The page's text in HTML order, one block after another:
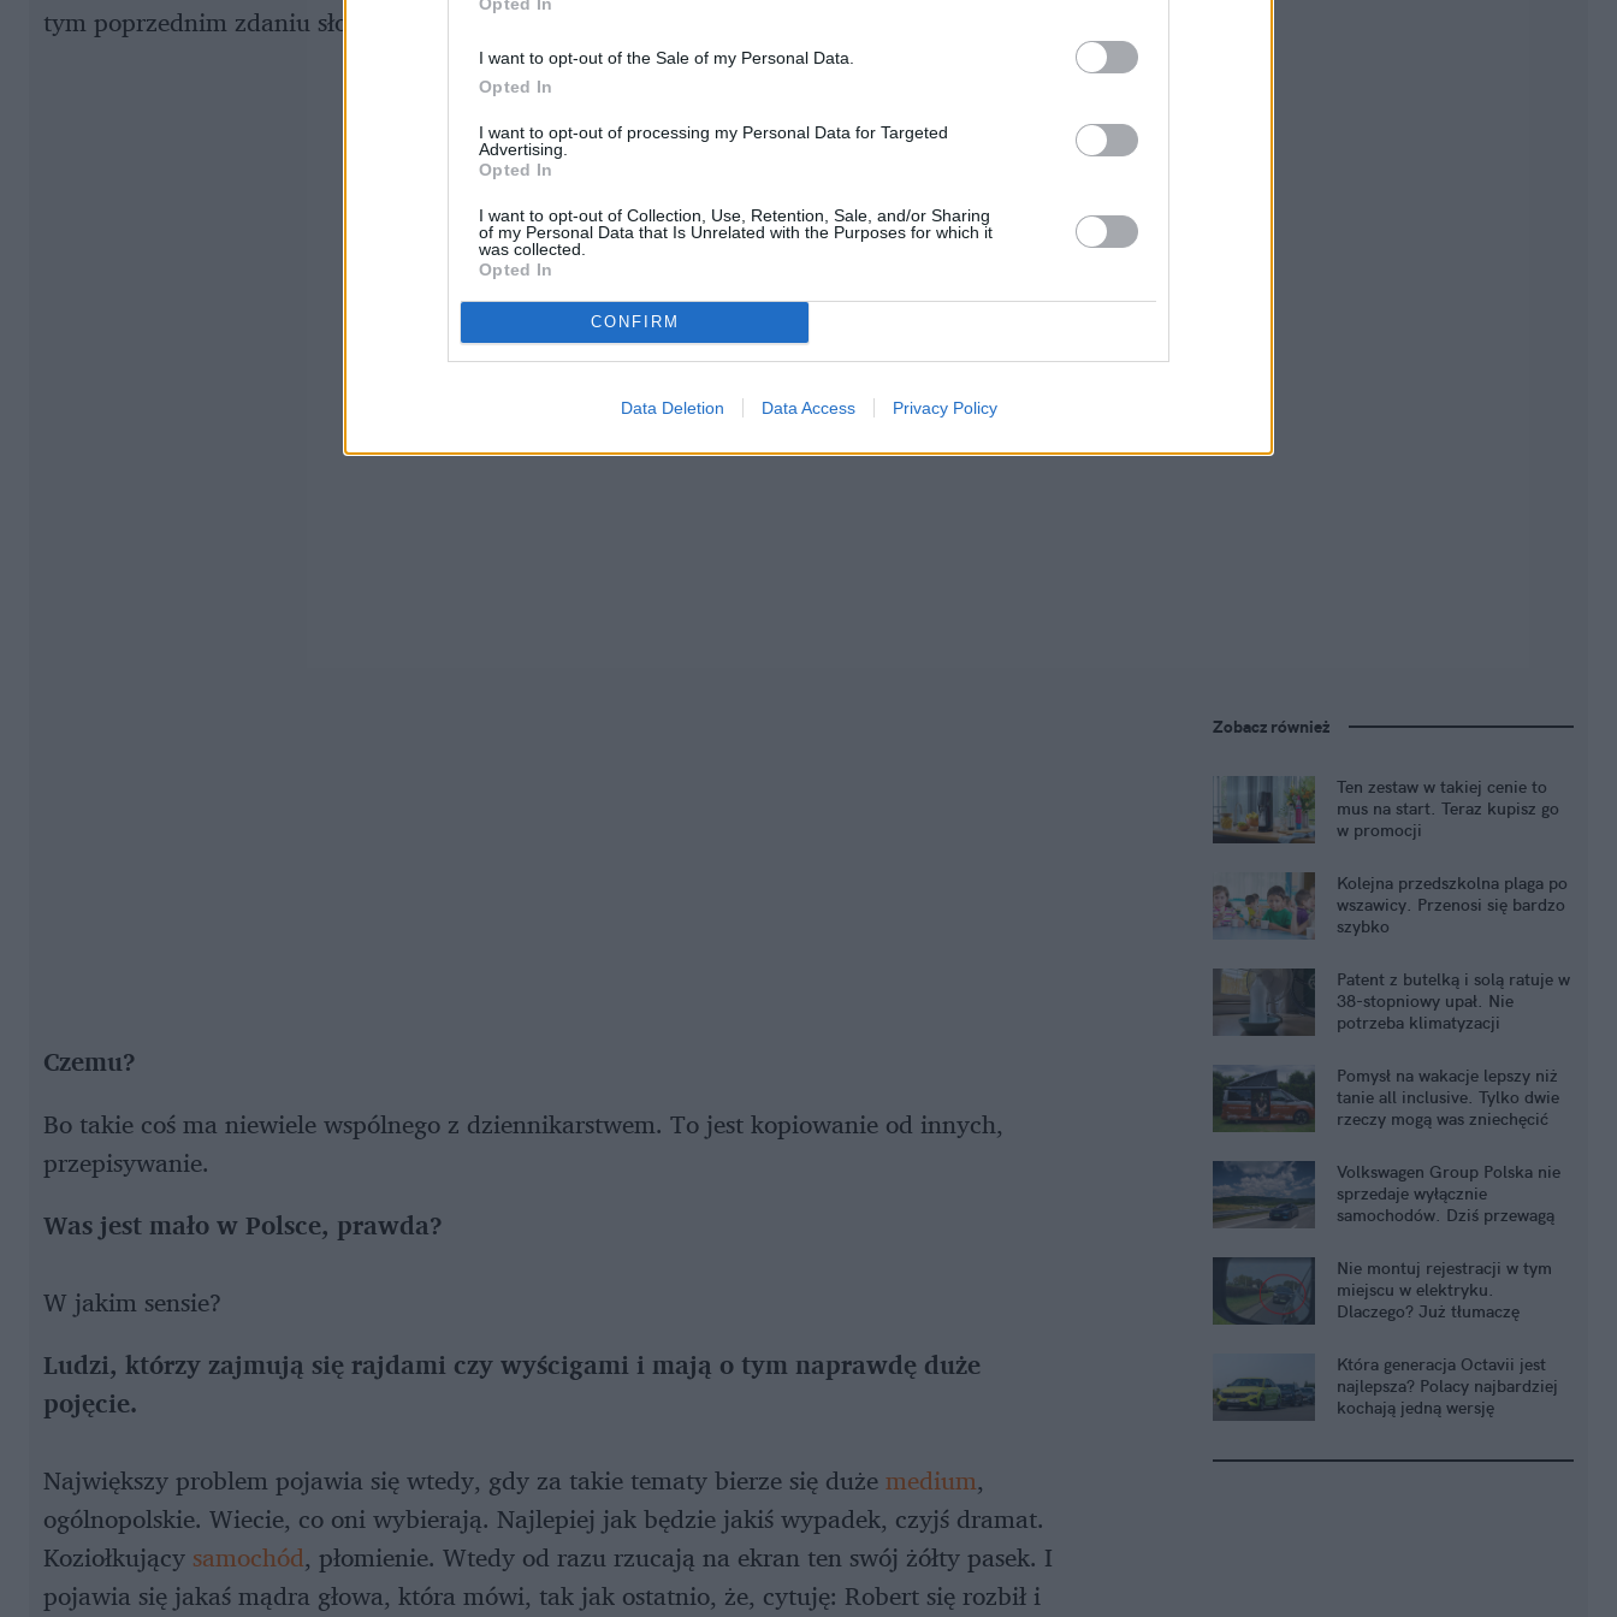
I want to opt-out of the Sale of my Personal Data.
Opted In
I want to opt-out of processing my Personal Data for Targeted
Advertising.
Opted In
I want to opt-out of Collection, Use, Retention, Sale, and/or Sharing
of my Personal Data that Is Unrelated with the Purposes for which it
was collected.
Opted In
CONFIRM
Data Deletion Data Access Privacy Policy
tym poprzednim zdaniu słowo „media” weźcie w cudzysłów.
Czemu?
Bo takie coś ma niewiele wspólnego z dziennikarstwem. To jest kopiowanie od innych,
przepisywanie.
Was jest mało w Polsce, prawda?
W jakim sensie?
Ludzi, którzy zajmują się rajdami czy wyścigami i mają o tym naprawdę duże
pojęcie.
Największy problem pojawia się wtedy, gdy za takie tematy bierze się dużemedium,
ogólnopolskie. Wiecie, co oni wybierają. Najlepiej jak będzie jakiś wypadek, czyjś dramat.
Koziołkujący samochód, płomienie. Wtedy od razu rzucają na ekran ten swój żółty pasek. I
pojawia się jakaś mądra głowa, która mówi, tak jak ostatnio, że, cytuję: Robert się rozbił i
Zobacz również
Ten zestaw w takiej cenie to
mus na start. Teraz kupisz go
w promocji
Kolejna przedszkolna plaga po
wszawicy. Przenosi się bardzo
szybko
Patent z butelką i solą ratuje w
38-stopniowy upał. Nie
potrzeba klimatyzacji
Pomysł na wakacje lepszy niż
tanie all inclusive. Tylko dwie
rzeczy mogą was zniechęcić
Volkswagen Group Polska nie
sprzedaje wyłącznie
samochodów. Dziś przewagą
Nie montuj rejestracji w tym
miejscu w elektryku.
Dlaczego? Już tłumaczę
Która generacja Octavii jest
najlepsza? Polacy najbardziej
kochają jedną wersję